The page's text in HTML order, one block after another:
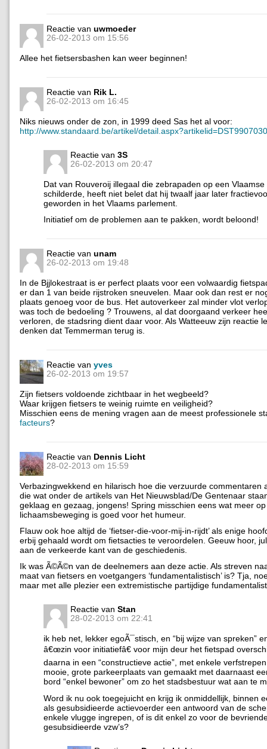
Reactie van uwmoeder
26-02-2013 om 15:56
Allee het fietsersbashen kan weer beginnen!
Reactie van Rik L.
26-02-2013 om 16:45
Niks nieuws onder de zon, in 1999 deed Sas het al voor:
http://www.standaard.be/artikel/
Reactie van 3S
26-02-2013 om 20:47
Dat van Rouveroij illegaal die zebrapaden op een Vlaamse
schilderde, heeft niet belet dat hij twaalf jaar later
geworden in het Vlaams parlement.
Initiatief om de problemen aan te pakken, wordt beloond!
Reactie van unam
26-02-2013 om 19:48
In de Bjjlokestraat is er perfect plaats voor een volwaardig
er dan 1 van beide rijstroken sneuvelen. Maar ook dan rest er
plaats genoeg voor de bus. Het autoverkeer zal minder vlot
was toch de bedoeling ? Trouwens, al dat doorgaand verkeer
verloren, de stadsring dient daar voor. Als Watteeuw zijn reactie
denken dat Temmerman terug is.
Reactie van yves
26-02-2013 om 19:57
Zijn fietsers voldoende zichtbaar in het wegbeeld?
Waar krijgen fietsers te weinig ruimte en veiligheid?
Misschien eens de mening vragen aan de meest professionele
facteurs?
Reactie van Dennis Licht
28-02-2013 om 15:59
Verbazingwekkend en hilarisch hoe die verzuurde commentaren
die wat onder de artikels van Het Nieuwsblad/De Gentenaar
geklaag en gezaag, jongens! Spring misschien eens wat meer
lichaamsbeweging is goed voor het humeur.
Flauw ook hoe altijd de ‘fietser-die-voor-mij-in-rijdt’ als enige
erbij gehaald wordt om fietsacties te veroordelen. Geeuw hoor,
aan de verkeerde kant van de geschiedenis.
Ik was Ã©Ã©n van de deelnemers aan deze actie. Als streven
maat van fietsers en voetgangers ‘fundamentalistisch’ is? Tja,
maar met alle plezier een extremistische partijdige
Reactie van Stan
28-02-2013 om 22:41
ik heb net, lekker egoÃ¯stisch, en “bij wijze van spreken”
â€œzin voor initiatiefâ€ voor mijn deur het fietspad
daarna in een “constructieve actie”, met enkele
mooie, grote parkeerplaats van gemaakt met daarnaast
bord “enkel bewoner” om zo het stadsbestuur wat aan te
Word ik nu ook toegejuicht en krijg ik onmiddellijk, binnen
als gesubsidieerde actievoerder een antwoord van de
enkele vlugge ingrepen, of is dit enkel zo voor de
gesubsidieerde vzw’s?